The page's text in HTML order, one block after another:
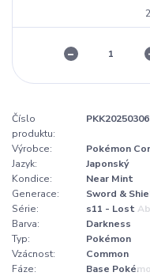
Číslo
produktu:
Výrobce:
Pokémon
Jazyk:
Japonský
Kondice:
Near Mint
Generace:
Sword &
Série:
s11 - Lost
Barva:
Darkness
Typ:
Pokémon
Vzácnost:
Common
Fáze:
Base